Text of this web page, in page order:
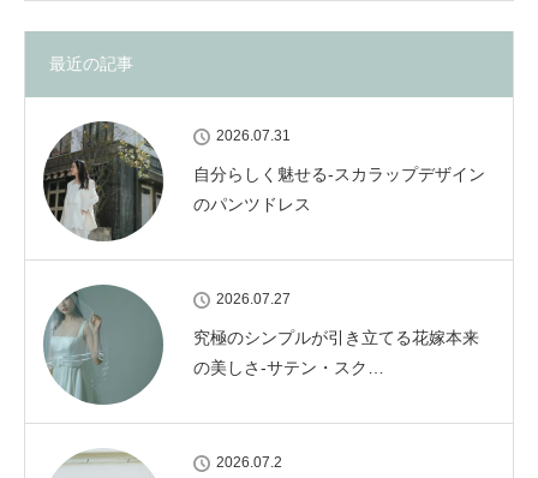
最近の記事
2026.07.31
自分らしく魅せる-スカラップデザイン
のパンツドレス
2026.07.27
究極のシンプルが引き立てる花嫁本来
の美しさ-サテン・スク…
2026.07.2